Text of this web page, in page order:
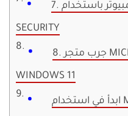
7. امسح الكمبيوتر باستخدام WINDOWS
SECURITY
8. جرب متجر MICROSOFT STORE الجديد في
WINDOWS 11
ابدأ في استخدام MICROSOFT STORE على